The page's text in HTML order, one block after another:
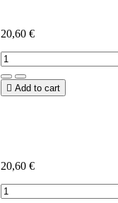
20,60 €
 Add to cart
20,60 €